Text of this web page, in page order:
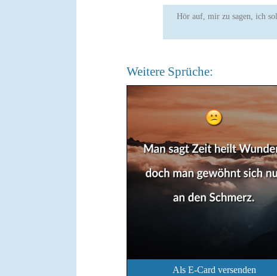
Hör auf, mir zu sagen, ich
Weitere Sprüche:
Als E-Card versenden